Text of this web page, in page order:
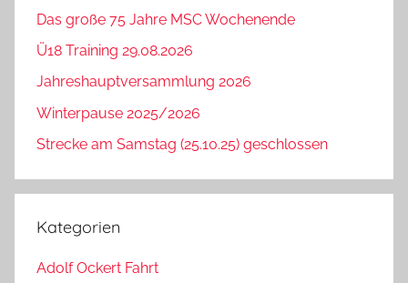
Das große 75 Jahre MSC Wochenende
Ü18 Training 29.08.2026
Jahreshauptversammlung 2026
Winterpause 2025/2026
Strecke am Samstag (25.10.25) geschlossen
Kategorien
Adolf Ockert Fahrt